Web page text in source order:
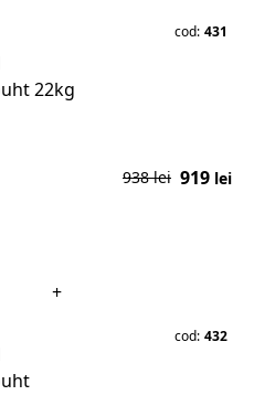
cod: 431
938 lei 919 lei
+
cod: 432